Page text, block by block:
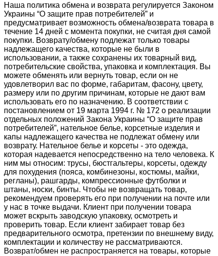
Наша политика обмена и возврата регулируется Законом
Украины “О защите прав потребителей” и
предусматривает возможность обмена/возврата товара в
течение 14 дней с момента покупки, не считая дня самой
покупки. Возврату/обмену подлежат только товары
надлежащего качества, которые не были в
использовании, а также сохранены их товарный вид,
потребительские свойства, упаковка и комплектация. Вы
можете обменять или вернуть товар, если он не
удовлетворил вас по форме, габаритам, фасону, цвету,
размеру или по другим причинам, которые не дают вам
использовать его по назначению. В соответствии с
постановлением от 19 марта 1994 г. № 172 о реализации
отдельных положений Закона Украины “О защите прав
потребителей”, нательное белье, корсетные изделия и
капы надлежащего качества не подлежат обмену или
возврату. Нательное белье и корсеты - это одежда,
которая надевается непосредственно на тело человека. К
ним мы относим: трусы, бюстгальтеры, корсеты, одежду
для похудения (пояса, комбинезоны, костюмы, майки,
регланы), рашгарды, компрессионные футболки и
штаны, носки, бинты. Чтобы не возвращать товар,
рекомендуем проверять его при получении на почте или
у нас в точке выдачи. Клиент при получении товара
может вскрыть заводскую упаковку, осмотреть и
проверить товар. Если клиент забирает товар без
предварительного осмотра, претензии по внешнему виду,
комплектации и количеству не рассматриваются.
Возврат/обмен не распространяется на товары, которые